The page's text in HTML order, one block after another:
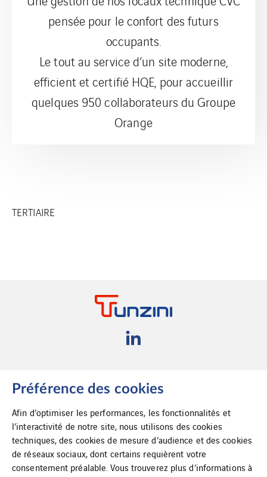
pensée pour le confort des futurs
occupants.
Le tout au service d’un site moderne,
efficient et certifié HQE, pour accueillir
quelques 950 collaborateurs du Groupe
Orange
TERTIAIRE
Plan du site
Préférence des cookies
Afin d’optimiser les performances, les fonctionnalités et
l’interactivité de notre site, nous utilisons des cookies
techniques, des cookies de mesure d’audience et des cookies
de réseaux sociaux, dont certains requièrent votre
consentement préalable. Vous trouverez plus d’informations à